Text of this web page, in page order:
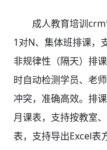
成人教育培训crm
1对N、集体班排课，
非规律性（隔天）排
时自动检测学员、老
冲突，准确高效。排
月课表，支持按教室
表，支持导出Excel表